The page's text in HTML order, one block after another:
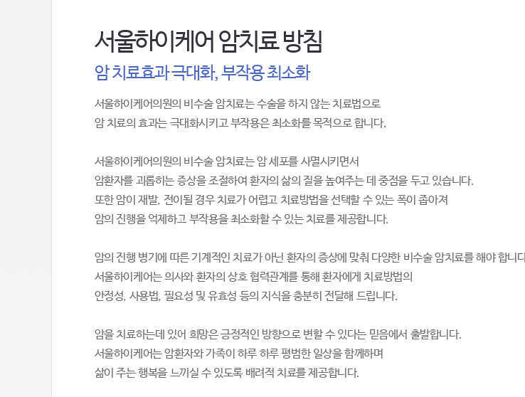
서울하이케어 암치료 방침
암 치료효과 극대화, 부작용 최소화
서울하이케어의원의 비수술 암치료는 수술을 하지 않는 치료법으로
암 치료의 효과는 극대화시키고 부작용은 최소화를 목적으로 합니다.
서울하이케어의원의 비수술 암치료는 암 세포를 사멸시키면서
암환자를 괴롭히는 증상을 조절하여 환자의 삶의 질을 높여주는 데 중점을 두고 있습니다.
또한 암이 재발, 전이될 경우 치료가 어렵고 치료방법을 선택할 수 있는 폭이 좁아져
암의 진행을 억제하고 부작용을 최소화할 수 있는 치료를 제공합니다.
암의 진행 병기에 따른 기계적인 치료가 아닌 환자의 증상에 맞춰 다양한 비수술 암치료를 해야 합니
서울하이케어는 의사와 환자의 상호 협력관계를 통해 환자에게 치료방법의
안정성, 사용법, 필요성 및 유효성 등의 지식을 충분히 전달해 드립니다.
암을 치료하는데 있어 희망은 긍정적인 방향으로 변할 수 있다는 믿음에서 출발합니다.
서울하이케어는 암환자와 가족이 하루 하루 평범한 일상을 함께하며
삶이 주는 행복을 느끼실 수 있도록 배려적 치료를 제공합니다.